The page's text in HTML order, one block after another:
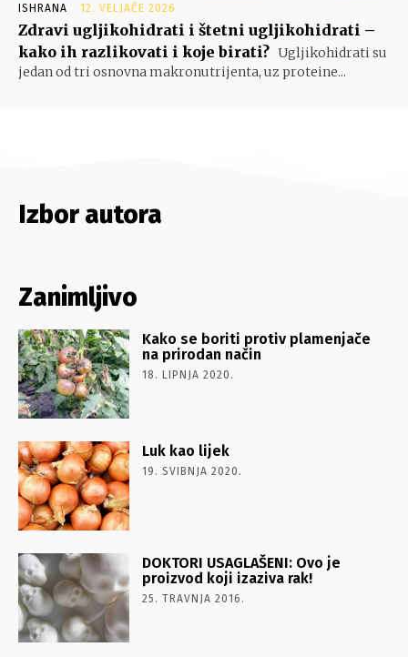
ISHRANA 12. VELJAČE 2026.
Zdravi ugljikohidrati i štetni ugljikohidrati –
kako ih razlikovati i koje birati? Ugljikohidrati su
jedan od tri osnovna makronutrijenta, uz proteine...
Izbor autora
Zanimljivo
Kako se boriti protiv plamenjače
na prirodan način
18. LIPNJA 2020.
Luk kao lijek
19. SVIBNJA 2020.
DOKTORI USAGLAŠENI: Ovo je
proizvod koji izaziva rak!
25. TRAVNJA 2016.